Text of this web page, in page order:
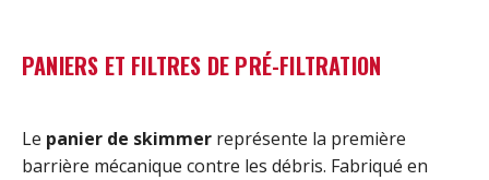
PANIERS ET FILTRES DE PRÉ-FILTRATION
Le panier de skimmer représente la première
barrière mécanique contre les débris. Fabriqué en